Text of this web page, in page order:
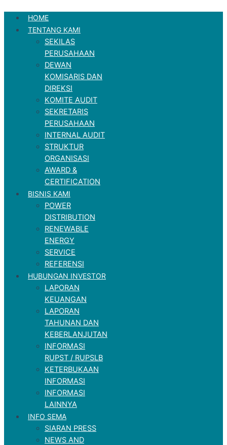
content
HOME
TENTANG KAMI
SEKILAS
PERUSAHAAN
DEWAN
KOMISARIS DAN
DIREKSI
KOMITE AUDIT
SEKRETARIS
PERUSAHAAN
INTERNAL AUDIT
STRUKTUR
ORGANISASI
AWARD &
CERTIFICATION
BISNIS KAMI
POWER
DISTRIBUTION
RENEWABLE
ENERGY
SERVICE
REFERENSI
HUBUNGAN INVESTOR
LAPORAN
KEUANGAN
LAPORAN
TAHUNAN DAN
KEBERLANJUTAN
INFORMASI
RUPST / RUPSLB
KETERBUKAAN
INFORMASI
INFORMASI
LAINNYA
INFO SEMA
SIARAN PRESS
NEWS AND